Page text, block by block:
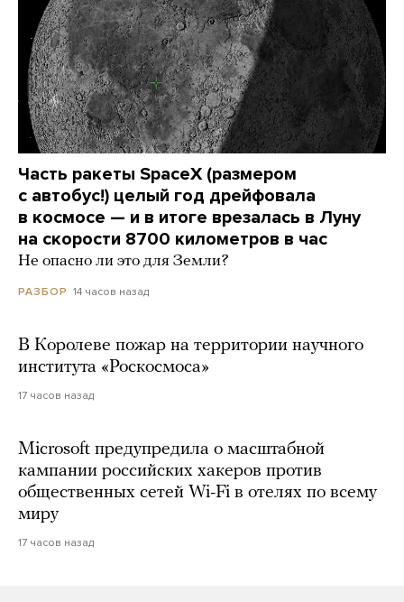
Часть ракеты SpaceX (размером
с автобус!) целый год дрейфовала
в космосе — и в итоге врезалась в Луну
на скорости 8700 километров в час
Не опасно ли это для Земли?
РАЗБОР 14 часов назад
В Королеве пожар на территории научного
института «Роскосмоса»
17 часов назад
Microsoft предупредила о масштабной
кампании российских хакеров против
общественных сетей Wi-Fi в отелях по всему
миру
17 часов назад